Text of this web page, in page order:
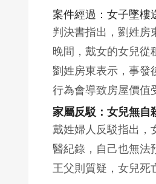
案件經過：女子墜樓
判決書指出，劉姓房
晚間，戴女的女兒從
劉姓房東表示，事發
行為會導致房屋價值
家屬反駁：女兒無自
戴姓婦人反駁指出，
醫紀錄，自己也無法
王父則質疑，女兒死